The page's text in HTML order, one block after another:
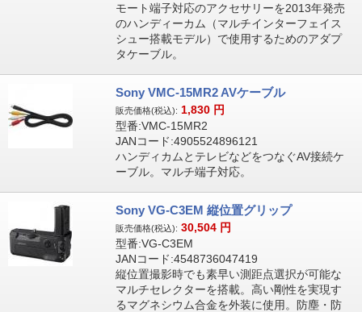
モート端子対応のアクセサリーを2013年発売
のハンディーカム（マルチインターフェイス
シュー搭載モデル）で使用するためのアダプ
タケーブル。
Sony VMC-15MR2 AVケーブル
販売価格(税込): 1,830 円
型番:VMC-15MR2
JANコード:4905524896121
ハンディカムとテレビなどをつなぐAV接続ケ
ーブル。マルチ端子対応。
Sony VG-C3EM 縦位置グリップ
販売価格(税込): 30,504 円
型番:VG-C3EM
JANコード:4548736047419
縦位置撮影時でも素早い測距点選択が可能な
マルチセレクターを搭載。高い剛性を実現す
るマグネシウム合金を外装に使用。防塵・防